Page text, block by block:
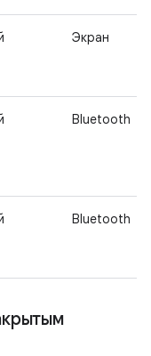
Экран
Bluetooth
Bluetooth